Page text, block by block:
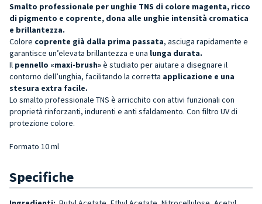
Smalto professionale per unghie TNS di colore magenta, ricco
di pigmento e coprente, dona alle unghie intensità cromatica
e brillantezza.
Colore coprente già dalla prima passata, asciuga rapidamente e
garantisce un’elevata brillantezza e una lunga durata.
Il pennello «maxi-brush»è studiato per aiutare a disegnare il
contorno dell’unghia, facilitando la corretta applicazione e una
stesura extra facile.
Lo smalto professionale TNS è arricchito con attivi funzionali con
proprietà rinforzanti, indurenti e anti sfaldamento. Con filtro UV di
protezione colore.
Formato 10 ml
Specifiche